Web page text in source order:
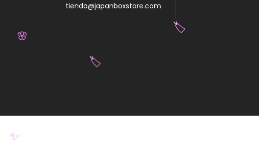
tienda@japanboxstore.com